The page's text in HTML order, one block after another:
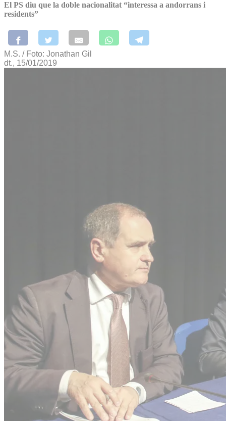
El PS diu que la doble nacionalitat “interessa a andorrans i
residents”
M.S. / Foto: Jonathan Gil
dt., 15/01/2019